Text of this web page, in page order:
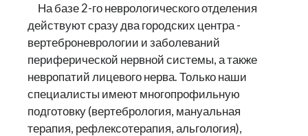
На базе 2-го неврологического отделения
действуют сразу два городских центра -
вертеброневрологии и заболеваний
периферической нервной системы, а также
невропатий лицевого нерва. Только наши
специалисты имеют многопрофильную
подготовку (вертебрология, мануальная
терапия, рефлексотерапия, альгология),